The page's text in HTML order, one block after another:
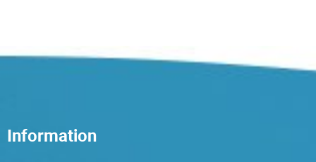
Information